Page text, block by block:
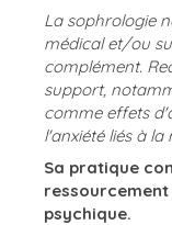
La sophrologie
médical et/ou
complément.
support,
comme effets
l'anxiété liés à
Sa pratique
psychique.